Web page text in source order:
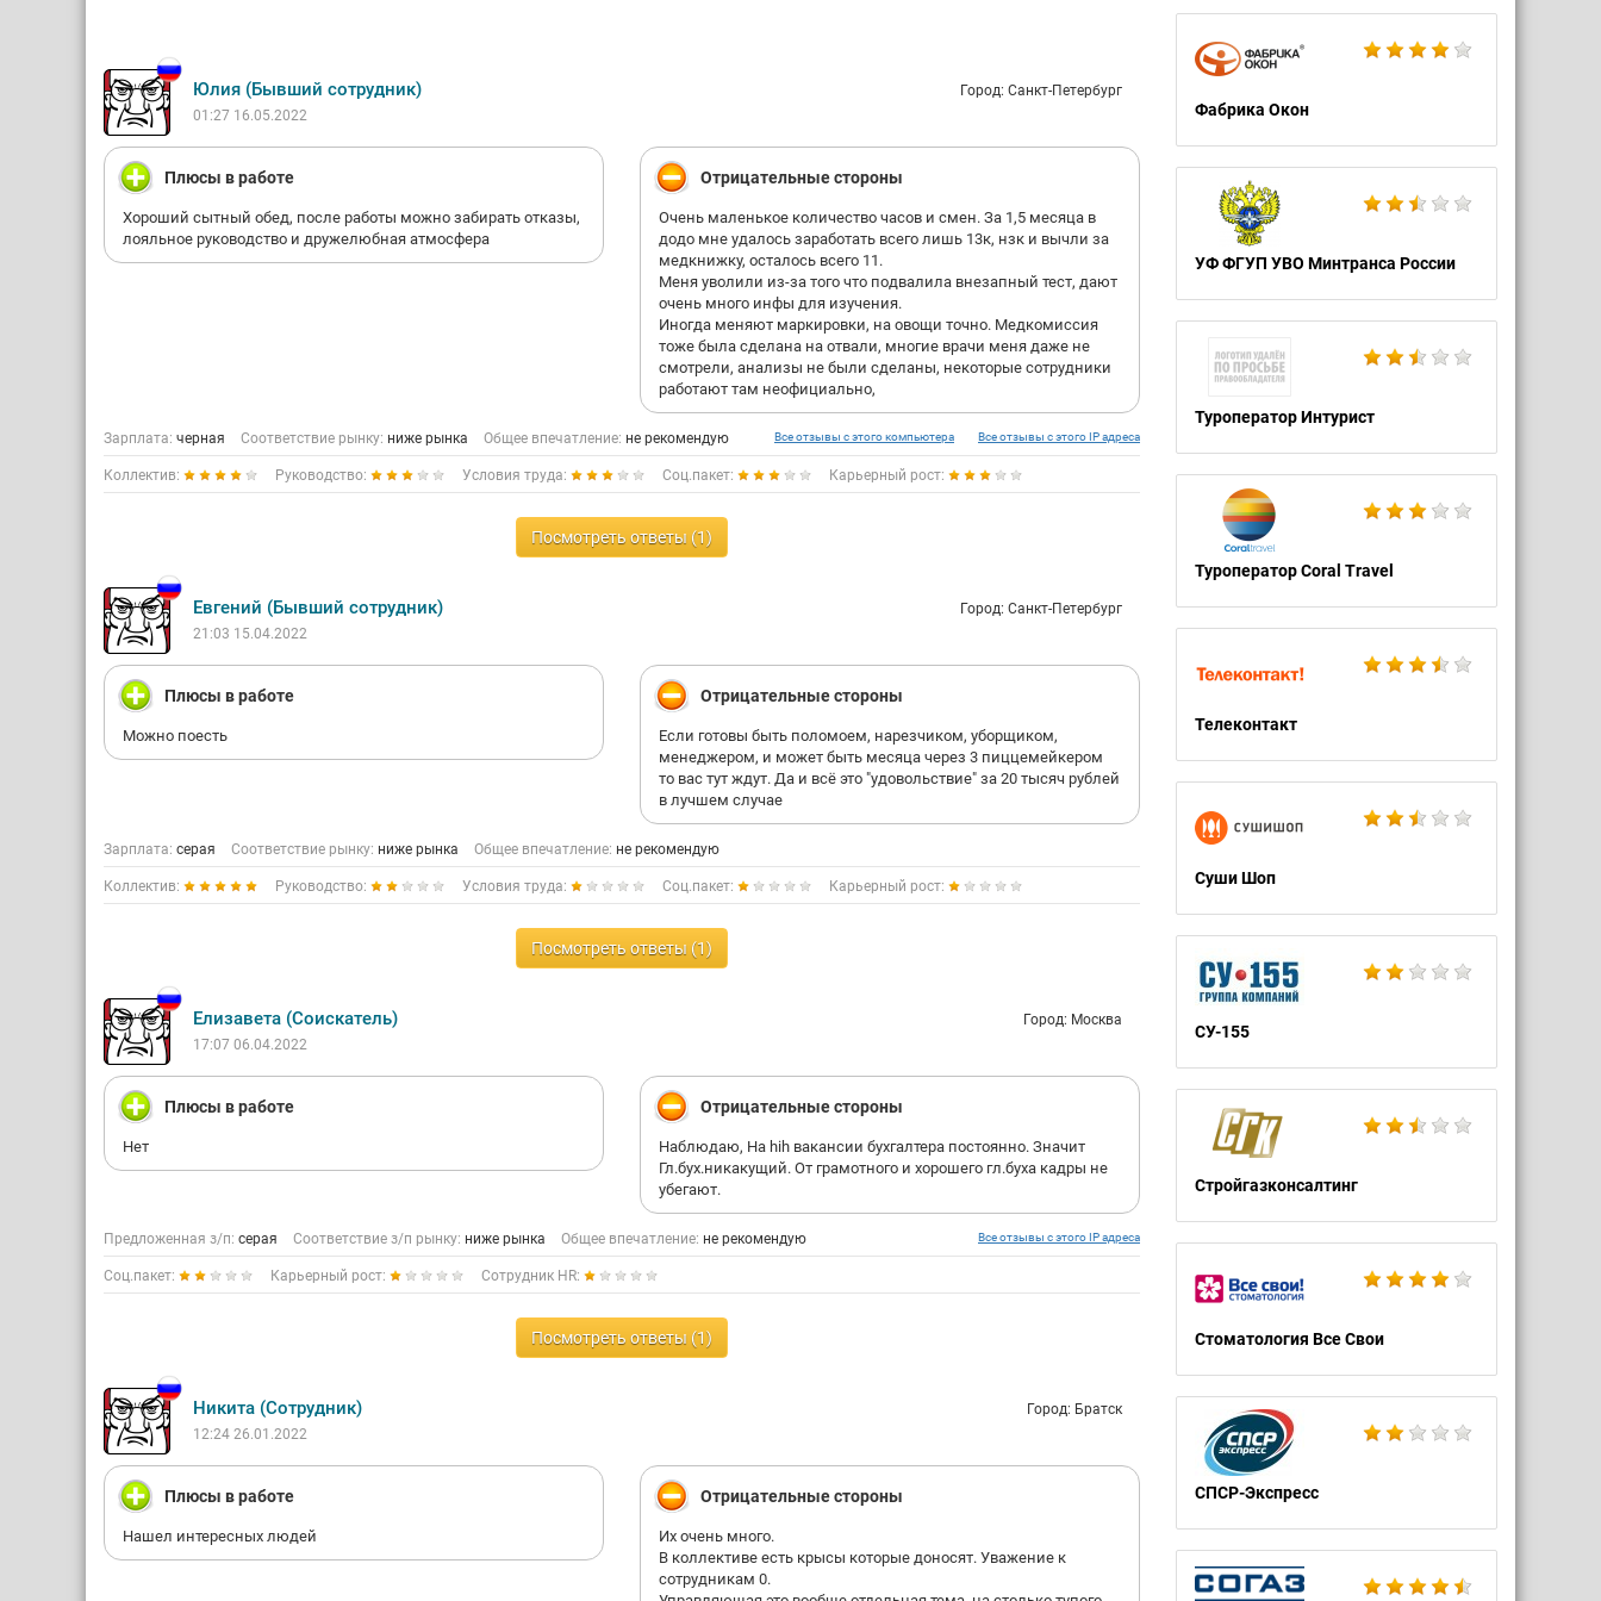
Фабрика Окон
УФ ФГУП УВО Минтранса России
Туроператор Интурист
Туроператор Coral Travel
Телеконтакт
Суши Шоп
СУ-155
Стройгазконсалтинг
Стоматология Все Свои
СПСР-Экспресс
вторая неделя - договоренность не сохранилась. спрашиваю,
выходных себе можно, договариваясь через менеджера по
графикам.
работал без трудовой книжки, после увольнения не вернули
медицинскую.
уволился через месяц. ни о чём не жалею.
к тому же, мне не доплатили тысячу: наработал на 20 тысяч,
выплатили 19.
Юлия (Бывший сотрудник)
Город: Санкт-Петербург
01:27 16.05.2022
Плюсы в работе
Хороший сытный обед, после работы можно забирать отказы,
лояльное руководство и дружелюбная атмосфера
Отрицательные стороны
Очень маленькое количество часов и смен. За 1,5 месяца в
додо мне удалось заработать всего лишь 13к, нзк и вычли за
медкнижку, осталось всего 11.
Меня уволили из-за того что подвалила внезапный тест, дают
очень много инфы для изучения.
Иногда меняют маркировки, на овощи точно. Медкомиссия
тоже была сделана на отвали, многие врачи меня даже не
смотрели, анализы не были сделаны, некоторые сотрудники
работают там неофициально,
Зарплата: черная Соответствие рынку: ниже рынка Общее впечатление: не рекомендую Все отзывы с этого IP адреса
Все отзывы с этого компьютера
Коллектив: Руководство: Условия труда: Соц.пакет: Карьерный рост:
Посмотреть ответы (1)
Евгений (Бывший сотрудник)
Город: Санкт-Петербург
21:03 15.04.2022
Плюсы в работе
Можно поесть
Отрицательные стороны
Если готовы быть поломоем, нарезчиком, уборщиком,
менеджером, и может быть месяца через 3 пиццемейкером
то вас тут ждут. Да и всё это "удовольствие" за 20 тысяч рублей
в лучшем случае
Зарплата: серая Соответствие рынку: ниже рынка Общее впечатление: не рекомендую
Коллектив: Руководство: Условия труда: Соц.пакет: Карьерный рост:
Посмотреть ответы (1)
Елизавета (Соискатель)
Город: Москва
17:07 06.04.2022
Плюсы в работе
Нет
Отрицательные стороны
Наблюдаю, На hih вакансии бухгалтера постоянно. Значит
Гл.бух.никакущий. От грамотного и хорошего гл.буха кадры не
убегают.
Предложенная з/п: серая Соответствие з/п рынку: ниже рынка Общее впечатление: не рекомендую Все отзывы с этого IP адреса
Соц.пакет: Карьерный рост: Сотрудник HR:
Посмотреть ответы (1)
Никита (Сотрудник)
Город: Братск
12:24 26.01.2022
Плюсы в работе
Нашел интересных людей
Отрицательные стороны
Их очень много.
В коллективе есть крысы которые доносят. Уважение к
сотрудникам 0.